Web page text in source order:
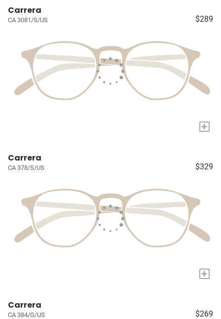
Carrera
CA 3081/S/US $289
+
Carrera
CA 378/S/US $329
+
Carrera
CA 384/G/US $269